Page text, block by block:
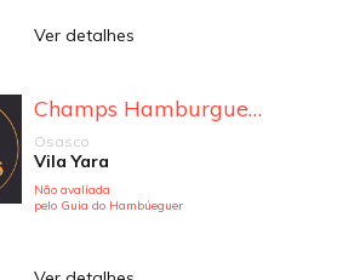
Ver detalhes
Champs Hamburgueria
Osasco
Vila Yara
Não avaliada
pelo Guia do Hambúeguer